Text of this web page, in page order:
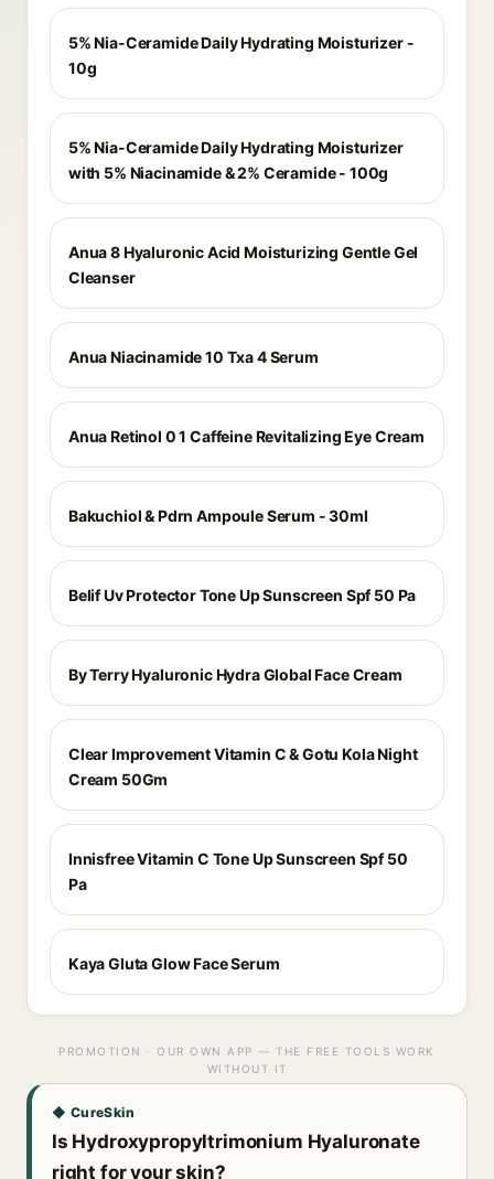
5% Nia-Ceramide Daily Hydrating Moisturizer -
10g
5% Nia-Ceramide Daily Hydrating Moisturizer
with 5% Niacinamide & 2% Ceramide - 100g
Anua 8 Hyaluronic Acid Moisturizing Gentle Gel
Cleanser
Anua Niacinamide 10 Txa 4 Serum
Anua Retinol 0 1 Caffeine Revitalizing Eye Cream
Bakuchiol & Pdrn Ampoule Serum - 30ml
Belif Uv Protector Tone Up Sunscreen Spf 50 Pa
By Terry Hyaluronic Hydra Global Face Cream
Clear Improvement Vitamin C & Gotu Kola Night
Cream 50Gm
Innisfree Vitamin C Tone Up Sunscreen Spf 50
Pa
Kaya Gluta Glow Face Serum
PROMOTION · OUR OWN APP — THE FREE TOOLS WORK
WITHOUT IT
◆ CureSkin
Is Hydroxypropyltrimonium Hyaluronate
right for your skin?